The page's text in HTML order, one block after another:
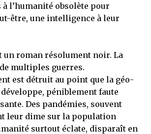
l’humanité obsolète pour
être, une intelligence à leur
un roman résolument noir. La
multiples guerres.
est détruit au point que la géo-
péniblement faute
Des pandémies, souvent
leur dime sur la population
surtout éclate, disparaît en